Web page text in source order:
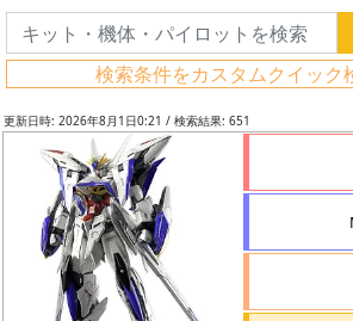
検索条件をカスタムクイック
更新日時: 2026年8月1日0:21 / 検索結果: 651